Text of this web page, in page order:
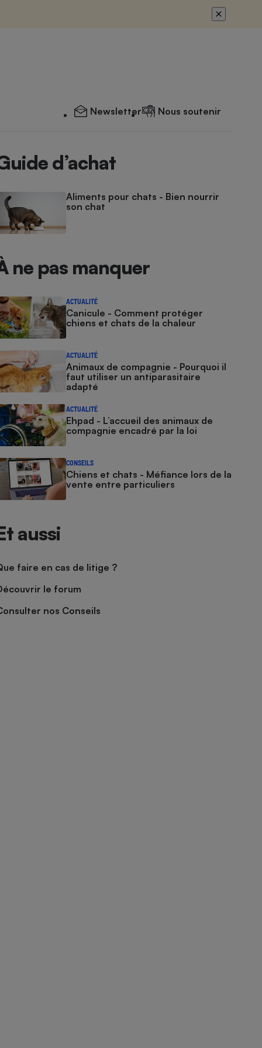
Newsletter Nous soutenir
d’achat
Aliments pour chats - Bien nourrir
son chat
ne pas manquer
ACTUALITÉ
Canicule - Comment protéger
chiens et chats de la chaleur
ACTUALITÉ
Animaux de compagnie - Pourquoi il
faut utiliser un antiparasitaire
adapté
ACTUALITÉ
Ehpad - L’accueil des animaux de
compagnie encadré par la loi
CONSEILS
Chiens et chats - Méfiance lors de la
vente entre particuliers
aussi
faire en cas de litige ?
le forum
nos Conseils